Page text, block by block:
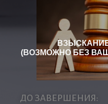
(ВОЗМОЖНО БЕЗ
ДО ЗАВЕРШЕНИЯ: